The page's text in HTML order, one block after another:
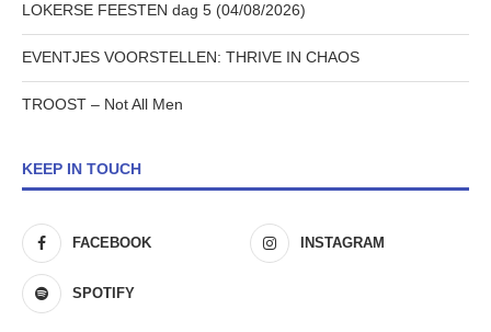
LOKERSE FEESTEN dag 5 (04/08/2026)
EVENTJES VOORSTELLEN: THRIVE IN CHAOS
TROOST – Not All Men
KEEP IN TOUCH
FACEBOOK INSTAGRAM
SPOTIFY